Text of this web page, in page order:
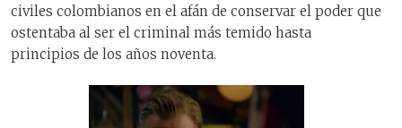
civiles colombianos en el afán de conservar el poder que
ostentaba al ser el criminal más temido hasta
principios de los años noventa.